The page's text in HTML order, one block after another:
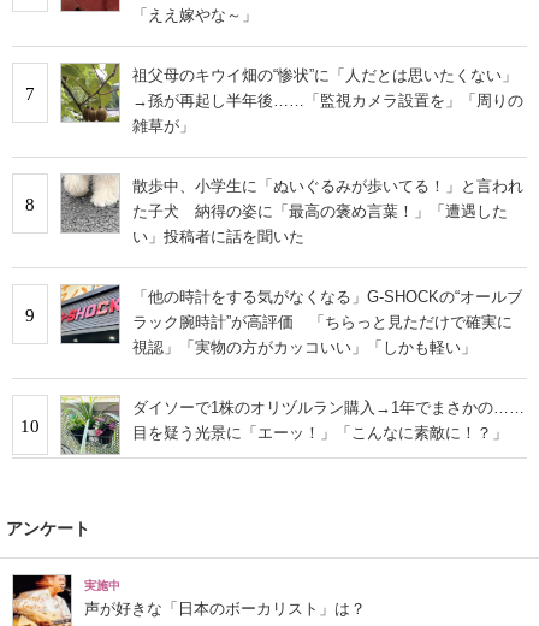
「ええ嫁やな～」
7
祖父母のキウイ畑の“惨状”に「人だとは思いたくない」
→孫が再起し半年後……「監視カメラ設置を」「周りの
雑草が」
8
散歩中、小学生に「ぬいぐるみが歩いてる！」と言われ
た子犬 納得の姿に「最高の褒め言葉！」「遭遇した
い」投稿者に話を聞いた
9
「他の時計をする気がなくなる」G-SHOCKの“オールブ
ラック腕時計”が高評価 「ちらっと見ただけで確実に
視認」「実物の方がカッコいい」「しかも軽い」
10
ダイソーで1株のオリヅルラン購入→1年でまさかの……
目を疑う光景に「エーッ！」「こんなに素敵に！？」
アンケート
実施中
声が好きな「日本のボーカリスト」は？